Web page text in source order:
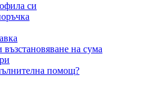
си
на сума
помощ?